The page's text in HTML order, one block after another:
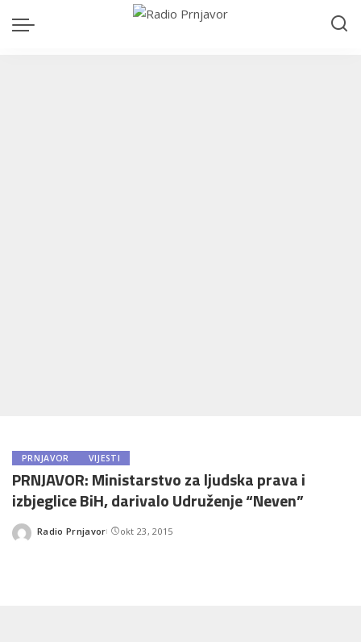
PRNJAVOR VIJESTI
PRNJAVOR: Ministarstvo za ljudska prava i
izbjeglice BiH, darivalo Udruženje “Neven”
Posted
Radio Prnjavor okt 23, 2015